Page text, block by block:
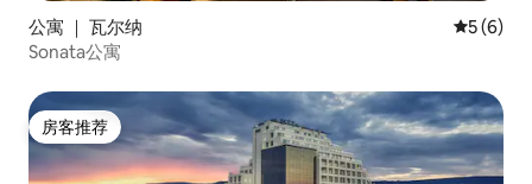
公寓 ｜ 瓦尔纳 平均评分
5 (6)
Sonata公寓
房客推荐
房客推荐